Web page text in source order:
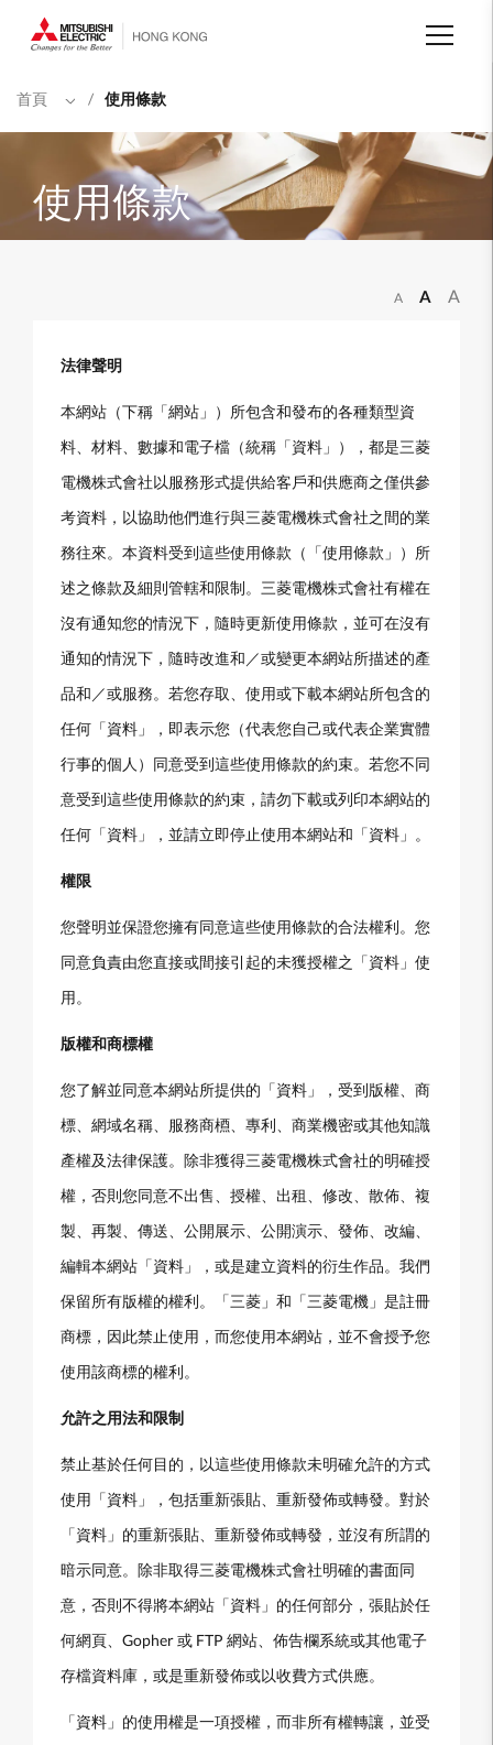
首頁 / 使用條款
使用條款
A A A
法律聲明
本網站（下稱「網站」）所包含和發布的各種類型資
料、材料、數據和電子檔（統稱「資料」），都是三菱
電機株式會社以服務形式提供給客戶和供應商之僅供參
考資料，以協助他們進行與三菱電機株式會社之間的業
務往來。本資料受到這些使用條款（「使用條款」）所
述之條款及細則管轄和限制。三菱電機株式會社有權在
沒有通知您的情況下，隨時更新使用條款，並可在沒有
通知的情況下，隨時改進和／或變更本網站所描述的產
品和／或服務。若您存取、使用或下載本網站所包含的
任何「資料」，即表示您（代表您自己或代表企業實體
行事的個人）同意受到這些使用條款的約束。若您不同
意受到這些使用條款的約束，請勿下載或列印本網站的
任何「資料」，並請立即停止使用本網站和「資料」。
權限
您聲明並保證您擁有同意這些使用條款的合法權利。您
同意負責由您直接或間接引起的未獲授權之「資料」使
用。
版權和商標權
您了解並同意本網站所提供的「資料」，受到版權、商
標、網域名稱、服務商槱、專利、商業機密或其他知識
產權及法律保護。除非獲得三菱電機株式會社的明確授
權，否則您同意不出售、授權、出租、修改、散佈、複
製、再製、傳送、公開展示、公開演示、發佈、改編、
編輯本網站「資料」，或是建立資料的衍生作品。我們
保留所有版權的權利。「三菱」和「三菱電機」是註冊
商標，因此禁止使用，而您使用本網站，並不會授予您
使用該商標的權利。
允許之用法和限制
禁止基於任何目的，以這些使用條款未明確允許的方式
使用「資料」，包括重新張貼、重新發佈或轉發。對於
「資料」的重新張貼、重新發佈或轉發，並沒有所謂的
暗示同意。除非取得三菱電機株式會社明確的書面同
意，否則不得將本網站「資料」的任何部分，張貼於任
何網頁、Gopher 或 FTP 網站、佈告欄系統或其他電子
存檔資料庫，或是重新發佈或以收費方式供應。
「資料」的使用權是一項授權，而非所有權轉讓，並受